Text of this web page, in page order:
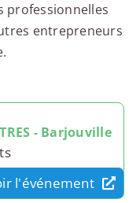
professionnelles
entrepreneurs
- Barjouville
l'événement